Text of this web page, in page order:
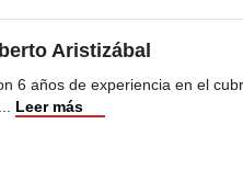
Aristizábal
6 años de experiencia en el
... Leer más